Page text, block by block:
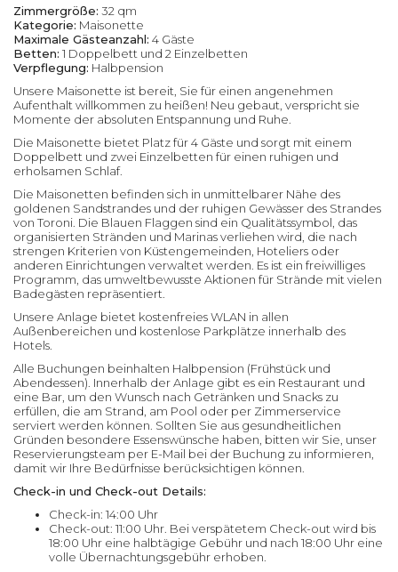
Zimmergröße: 32 qm
Kategorie: Maisonette
Maximale Gästeanzahl: 4 Gäste
Betten: 1 Doppelbett und 2 Einzelbetten
Verpflegung: Halbpension
Unsere Maisonette ist bereit, Sie für einen angenehmen
Aufenthalt willkommen zu heißen! Neu gebaut, verspricht sie
Momente der absoluten Entspannung und Ruhe.
Die Maisonette bietet Platz für 4 Gäste und sorgt mit einem
Doppelbett und zwei Einzelbetten für einen ruhigen und
erholsamen Schlaf.
Die Maisonetten befinden sich in unmittelbarer Nähe des
goldenen Sandstrandes und der ruhigen Gewässer des Strandes
von Toroni. Die Blauen Flaggen sind ein Qualitätssymbol, das
organisierten Stränden und Marinas verliehen wird, die nach
strengen Kriterien von Küstengemeinden, Hoteliers oder
anderen Einrichtungen verwaltet werden. Es ist ein freiwilliges
Programm, das umweltbewusste Aktionen für Strände mit vielen
Badegästen repräsentiert.
Unsere Anlage bietet kostenfreies WLAN in allen
Außenbereichen und kostenlose Parkplätze innerhalb des
Hotels.
Alle Buchungen beinhalten Halbpension (Frühstück und
Abendessen). Innerhalb der Anlage gibt es ein Restaurant und
eine Bar, um den Wunsch nach Getränken und Snacks zu
erfüllen, die am Strand, am Pool oder per Zimmerservice
serviert werden können. Sollten Sie aus gesundheitlichen
Gründen besondere Essenswünsche haben, bitten wir Sie, unser
Reservierungsteam per E-Mail bei der Buchung zu informieren,
damit wir Ihre Bedürfnisse berücksichtigen können.
Check-in und Check-out Details:
Check-in: 14:00 Uhr
Check-out: 11:00 Uhr. Bei verspätetem Check-out wird bis
18:00 Uhr eine halbtägige Gebühr und nach 18:00 Uhr eine
volle Übernachtungsgebühr erhoben.